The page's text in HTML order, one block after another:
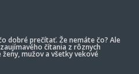
dobré prečítať. Že nemáte čo? Ale
čítania z rôznych
mužov a všetky vekové